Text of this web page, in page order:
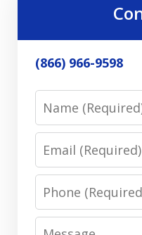
(866) 966-9598
Phone
Message